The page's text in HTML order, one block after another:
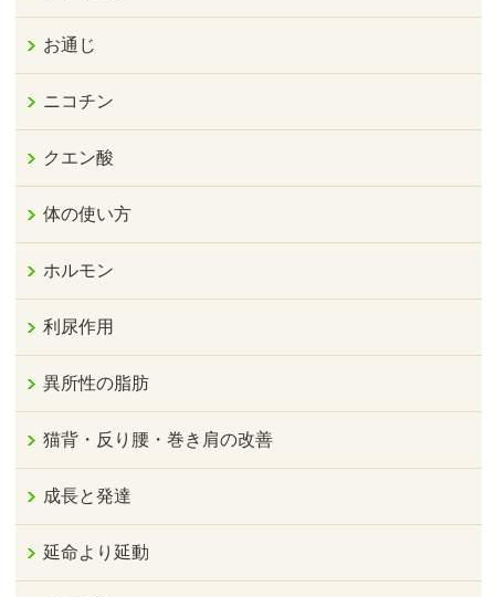
お通じ
ニコチン
クエン酸
体の使い方
ホルモン
利尿作用
異所性の脂肪
猫背・反り腰・巻き肩の改善
成長と発達
延命より延動